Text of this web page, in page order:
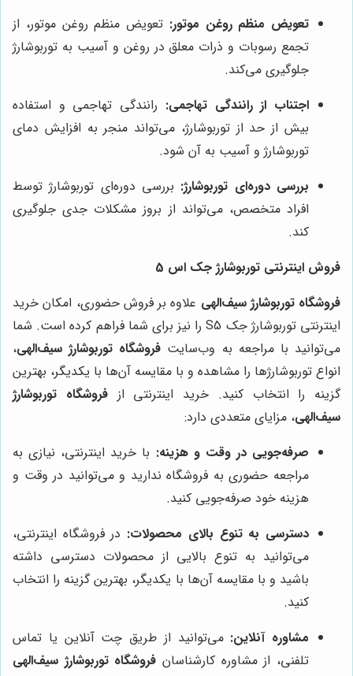
تعویض منظم روغن موتور: تعویض منظم روغن موتور، از
تجمع رسوبات و ذرات معلق در روغن و آسیب به توربوشارژ
جلوگیری می‌کند.
اجتناب از رانندگی تهاجمی: رانندگی تهاجمی و استفاده
بیش از حد از توربوشارژ، می‌تواند منجر به افزایش دمای
توربوشارژ و آسیب به آن شود.
بررسی دوره‌ای توربوشارژ: بررسی دوره‌ای توربوشارژ توسط
افراد متخصص، می‌تواند از بروز مشکلات جدی جلوگیری
کند.
فروش اینترنتی توربوشارژ جک اس 5
فروشگاه توربوشارژ سیف‌الهی علاوه بر فروش حضوری، امکان خرید
اینترنتی توربوشارژ جک S5 را نیز برای شما فراهم کرده است. شما
می‌توانید با مراجعه به وب‌سایت فروشگاه توربوشارژ سیف‌الهی،
انواع توربوشارژها را مشاهده و با مقایسه آن‌ها با یکدیگر، بهترین
گزینه را انتخاب کنید. خرید اینترنتی ازفروشگاه توربوشارژ
سیف‌الهی، مزایای متعددی دارد:
صرفه‌جویی در وقت و هزینه: با خرید اینترنتی، نیازی به
مراجعه حضوری به فروشگاه ندارید و می‌توانید در وقت و
هزینه خود صرفه‌جویی کنید.
دسترسی به تنوع بالای محصولات: در فروشگاه اینترنتی،
می‌توانید به تنوع بالایی از محصولات دسترسی داشته
باشید و با مقایسه آن‌ها با یکدیگر، بهترین گزینه را انتخاب
کنید.
مشاوره آنلاین: می‌توانید از طریق چت آنلاین یا تماس
تلفنی، از مشاوره کارشناسان فروشگاه توربوشارژ سیف‌الهی